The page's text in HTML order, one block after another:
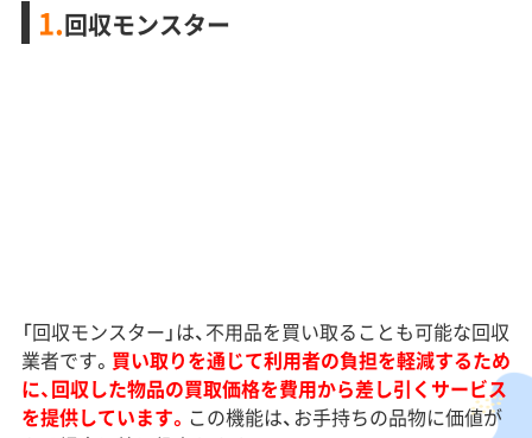
1.回収モンスター
「回収モンスター」は、不用品を買い取ることも可能な回収
業者です。 買い取りを通じて利用者の負担を軽減するため
に、回収した物品の買取価格を費用から差し引くサービス
を提供しています。 この機能は、お手持ちの品物に価値が